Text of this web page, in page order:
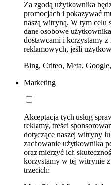
Za zgodą użytkownika
promocjach i pokazywać
naszą witryną. W tym celu
dane osobowe
dostawcami i korzystamy z
reklamowych, jeśli
Bing, Criteo, Meta,
Marketing
Akceptacja tych usług
reklamy, treści
dotyczące naszej witryny
zachowanie użytkownika
oraz mierzyć ich
korzystamy w tej witrynie z
trzecich: